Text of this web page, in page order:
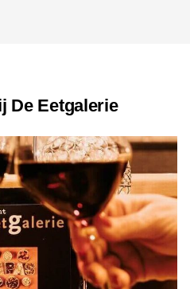
De Eetgalerie